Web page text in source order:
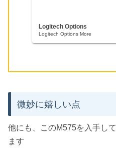
Logitech Options
Logitech Options More
微妙に嬉しい点
他にも、このM575を入手して
ます